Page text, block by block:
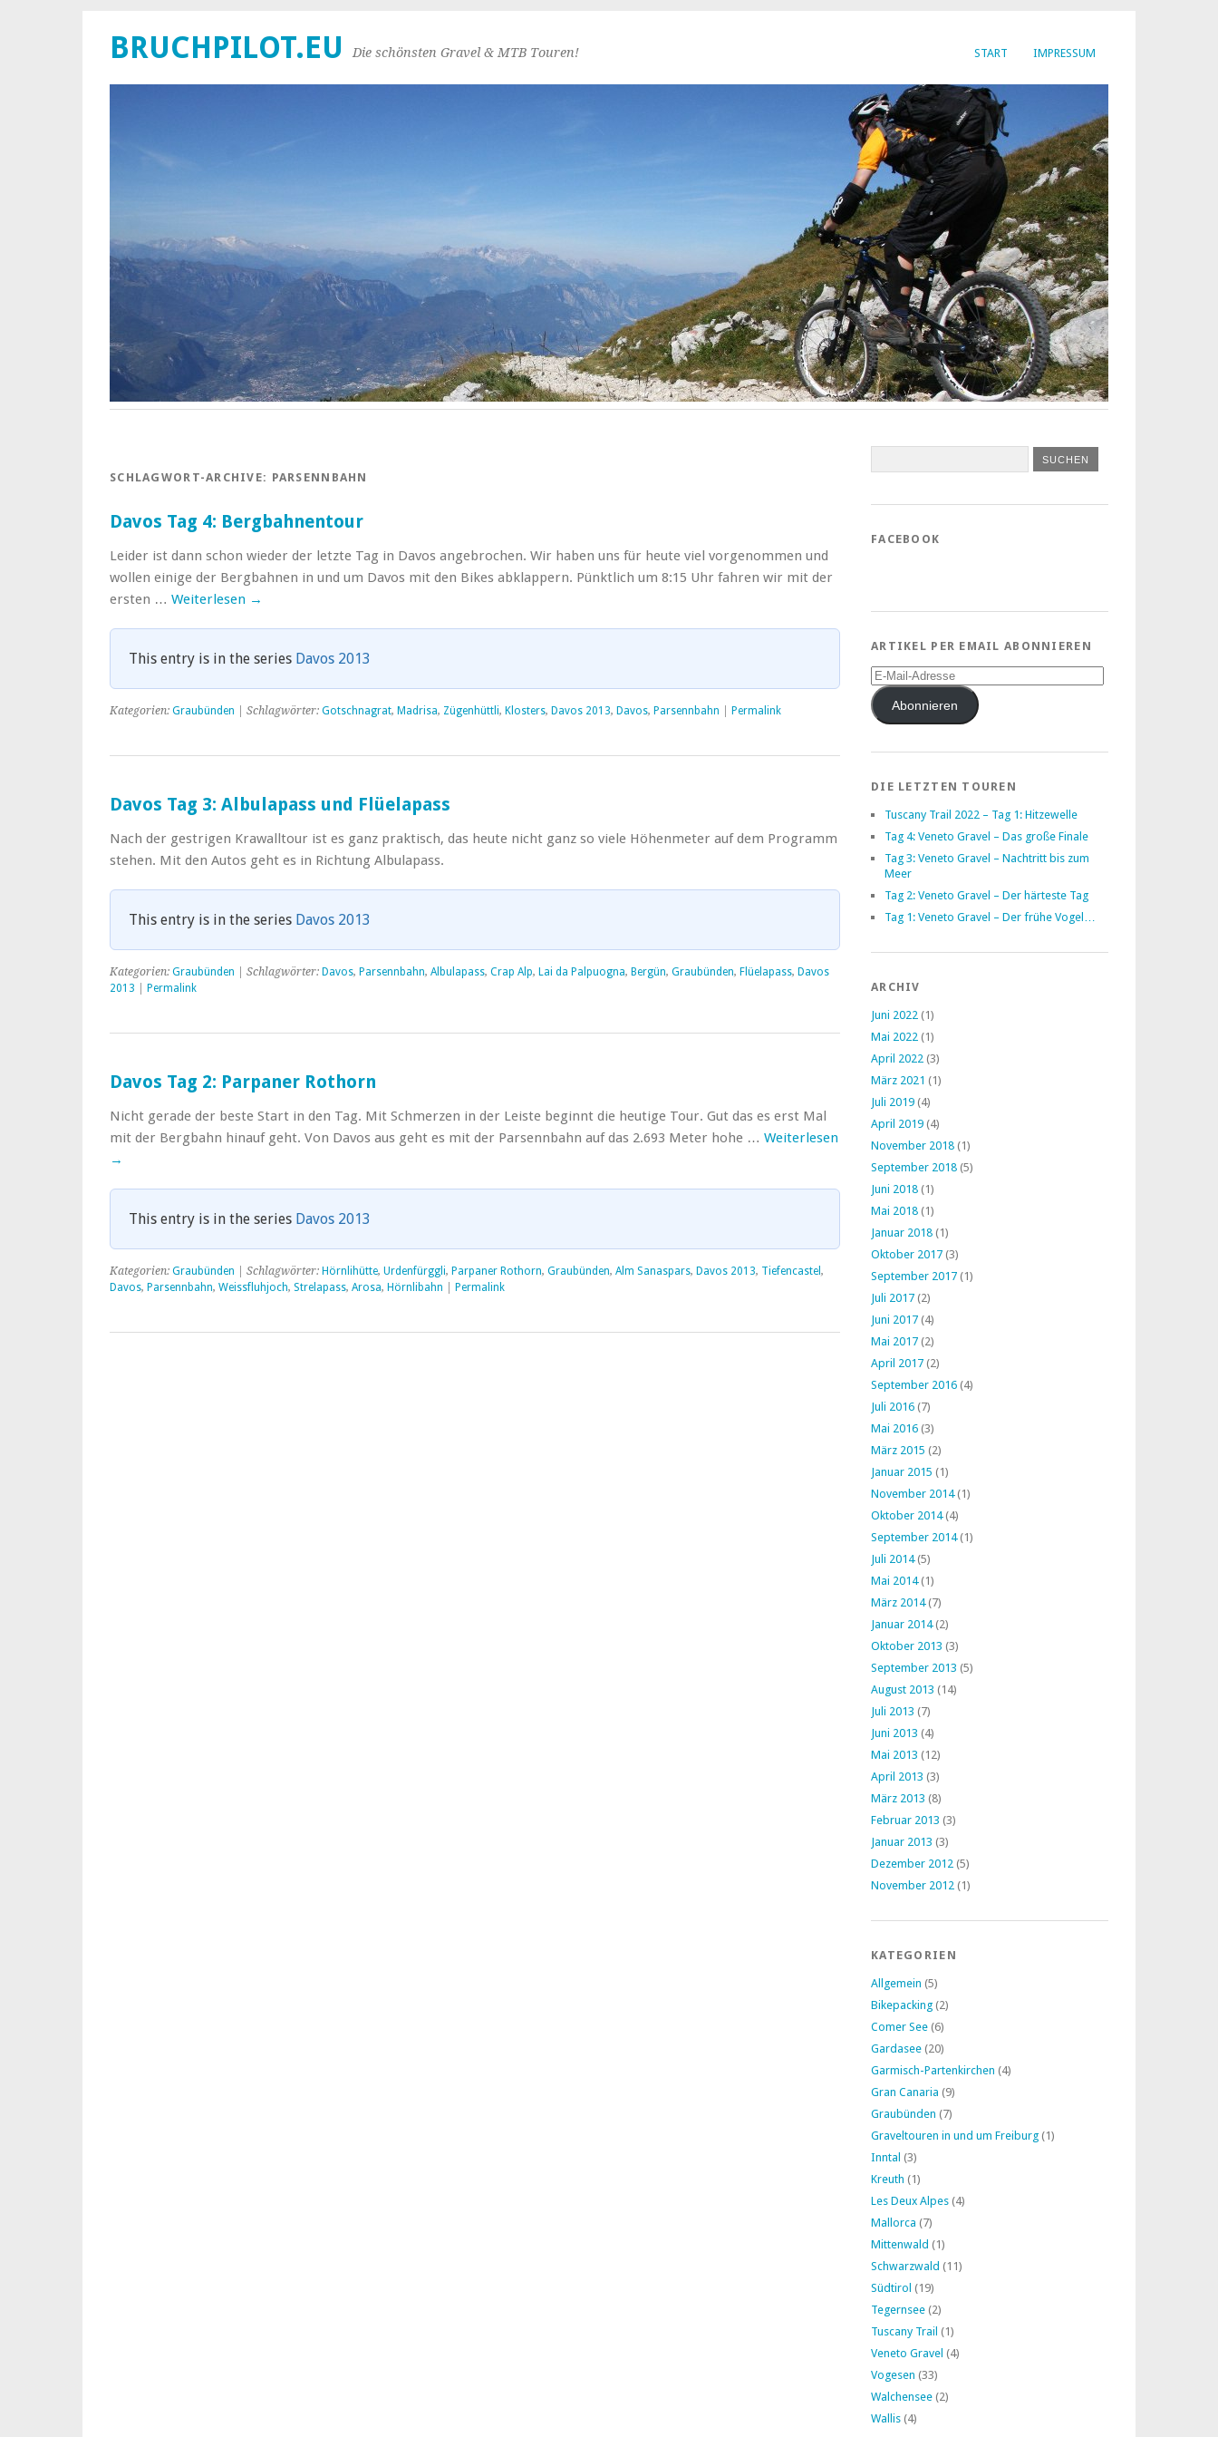
START IMPRESSUM
BRUCHPILOT.EU Die schönsten Gravel & MTB Touren!
SCHLAGWORT-ARCHIVE: PARSENNBAHN
Davos Tag 4: Bergbahnentour
Leider ist dann schon wieder der letzte Tag in Davos angebrochen. Wir haben uns für heute viel vorgenommen und
wollen einige der Bergbahnen in und um Davos mit den Bikes abklappern. Pünktlich um 8:15 Uhr fahren wir mit der
ersten … Weiterlesen →
This entry is in the series Davos 2013
Kategorien: Graubünden | Schlagwörter: Gotschnagrat, Madrisa, Zügenhüttli, Klosters, Davos 2013, Davos, Parsennbahn Permalink
Davos Tag 3: Albulapass und Flüelapass
Nach der gestrigen Krawalltour ist es ganz praktisch, das heute nicht ganz so viele Höhenmeter auf dem Programm
stehen. Mit den Autos geht es in Richtung Albulapass.
This entry is in the series Davos 2013
Kategorien: Graubünden | Schlagwörter: Davos, Parsennbahn, Albulapass, Crap Alp, Lai da Palpuogna, Bergün, Graubünden, Flüelapass, Davos
2013
Permalink
Davos Tag 2: Parpaner Rothorn
Nicht gerade der beste Start in den Tag. Mit Schmerzen in der Leiste beginnt die heutige Tour. Gut das es erst Mal
mit der Bergbahn hinauf geht. Von Davos aus geht es mit der Parsennbahn auf das 2.693 Meter hohe … Weiterlesen
→
This entry is in the series Davos 2013
Kategorien: Graubünden | Schlagwörter: Hörnlihütte, Urdenfürggli, Parpaner Rothorn, Graubünden, Alm Sanaspars, Davos 2013, Tiefencastel ,
Davos, Parsennbahn, Weissfluhjoch, Strelapass, Arosa, Hörnlibahn Permalink
FACEBOOK
ARTIKEL PER EMAIL ABONNIEREN
E-
Mail-
AdresseAbonnieren
DIE LETZTEN TOUREN
Tuscany Trail 2022 – Tag 1: Hitzewelle
Tag 4: Veneto Gravel – Das große Finale
Tag 3: Veneto Gravel – Nachtritt bis zum
Meer
Tag 2: Veneto Gravel – Der härteste Tag
Tag 1: Veneto Gravel – Der frühe Vogel…
ARCHIV
Juni 2022 (1)
Mai 2022 (1)
April 2022 (3)
März 2021 (1)
Juli 2019 (4)
April 2019 (4)
November 2018 (1)
September 2018 (5)
Juni 2018 (1)
Mai 2018 (1)
Januar 2018 (1)
Oktober 2017 (3)
September 2017 (1)
Juli 2017 (2)
Juni 2017 (4)
Mai 2017 (2)
April 2017 (2)
September 2016 (4)
Juli 2016 (7)
Mai 2016 (3)
März 2015 (2)
Januar 2015 (1)
November 2014(1)
Oktober 2014(4)
September 2014(1)
Juli 2014(5)
Mai 2014(1)
März 2014(7)
Januar 2014(2)
Oktober 2013 (3)
September 2013 (5)
August 2013 (14)
Juli 2013 (7)
Juni 2013 (4)
Mai 2013 (12)
April 2013 (3)
März 2013 (8)
Februar 2013 (3)
Januar 2013 (3)
Dezember 2012 (5)
November 2012 (1)
KATEGORIEN
Allgemein (5)
Bikepacking (2)
Comer See (6)
Gardasee (20)
Garmisch-Partenkirchen (4)
Gran Canaria (9)
Graubünden (7)
Graveltouren in und um Freiburg (1)
Inntal (3)
Kreuth (1)
Les Deux Alpes (4)
Mallorca (7)
Mittenwald (1)
Schwarzwald (11)
Südtirol (19)
Tegernsee (2)
Tuscany Trail (1)
Veneto Gravel (4)
Vogesen (33)
Walchensee (2)
Wallis (4)